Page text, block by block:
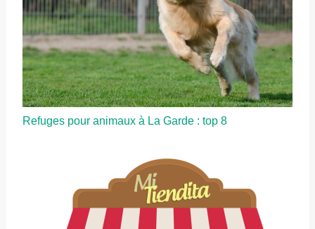
Refuges pour animaux à La Garde : top 8